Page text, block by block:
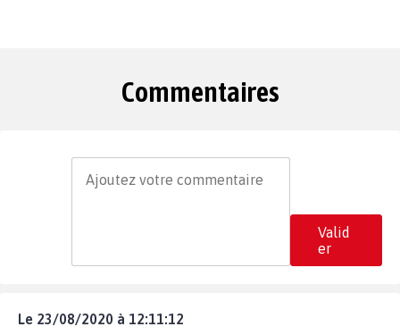
Commentaires
Valid
er
Le 23/08/2020 à 12:11:12